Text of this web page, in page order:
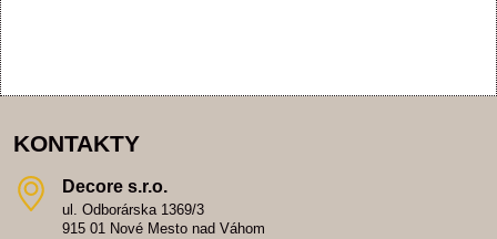
KONTAKTY
Decore s​.r​.o​.
ul. Odborárska 1369/3
915 01 Nové Mesto nad Váhom